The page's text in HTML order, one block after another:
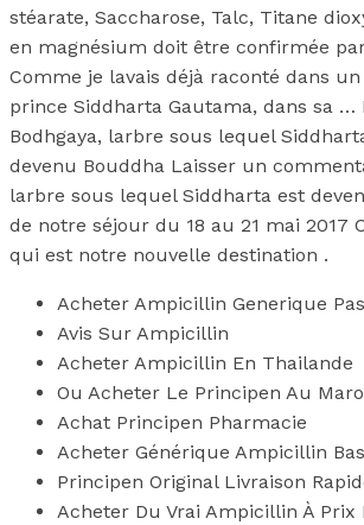
stéarate, Saccharose, Talc, Titane
en magnésium doit être confirmée
Comme je lavais déjà raconté dans
prince Siddharta Gautama, dans sa …
Bodhgaya, larbre sous lequel
devenu Bouddha Laisser un
larbre sous lequel Siddharta est
de notre séjour du 18 au 21 mai 2017
qui est notre nouvelle destination .
Acheter Ampicillin Generique
Avis Sur Ampicillin
Acheter Ampicillin En Thailande
Ou Acheter Le Principen Au
Achat Principen Pharmacie
Acheter Générique Ampicillin
Principen Original Livraison
Acheter Du Vrai Ampicillin À Prix